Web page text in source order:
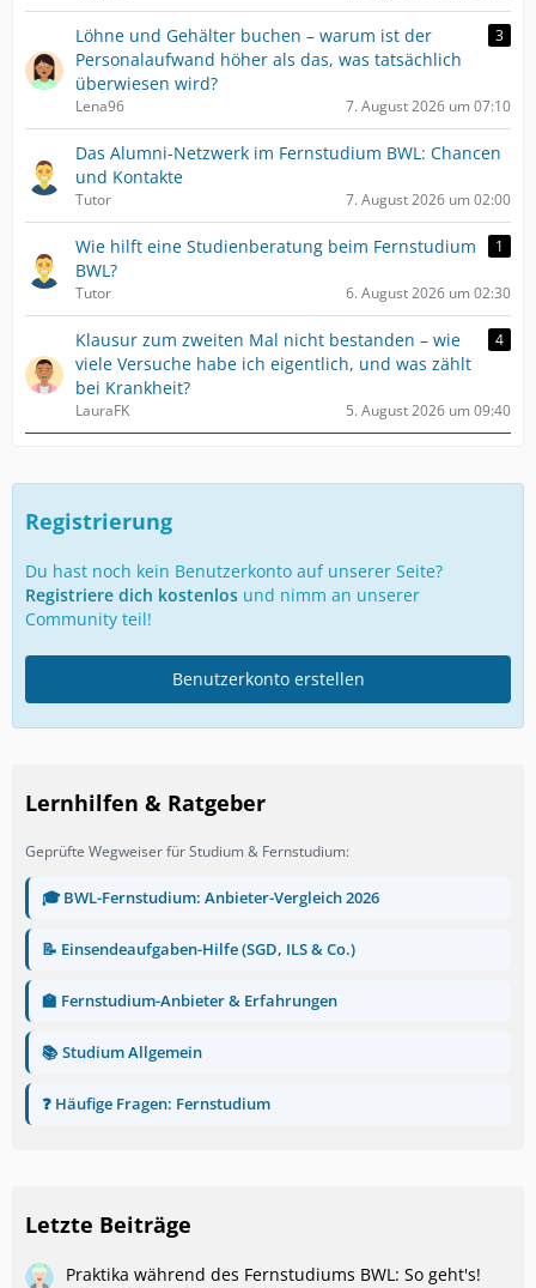
Löhne und Gehälter buchen – warum ist der
Personalaufwand höher als das, was tatsächlich
überwiesen wird?
3
Lena96 7. August 2026 um 07:10
Das Alumni-Netzwerk im Fernstudium BWL: Chancen
und Kontakte
Tutor 7. August 2026 um 02:00
Wie hilft eine Studienberatung beim Fernstudium
BWL?
1
Tutor 6. August 2026 um 02:30
Klausur zum zweiten Mal nicht bestanden – wie
viele Versuche habe ich eigentlich, und was zählt
bei Krankheit?
4
LauraFK 5. August 2026 um 09:40
Registrierung
Du hast noch kein Benutzerkonto auf unserer Seite?
Registriere dich kostenlos und nimm an unserer
Community teil!
Benutzerkonto erstellen
Lernhilfen & Ratgeber
Geprüfte Wegweiser für Studium & Fernstudium:
🎓 BWL-Fernstudium: Anbieter-Vergleich 2026
📝 Einsendeaufgaben-Hilfe (SGD, ILS & Co.)
🏫 Fernstudium-Anbieter & Erfahrungen
📚 Studium Allgemein
❓ Häufige Fragen: Fernstudium
Letzte Beiträge
Praktika während des Fernstudiums BWL: So geht's!